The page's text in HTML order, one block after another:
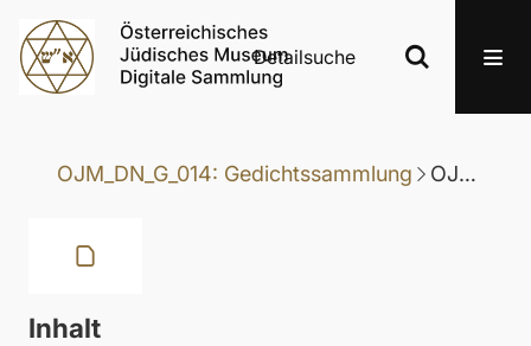
Detailsuche
OJM_DN_G_014: Gedichtssammlung OJM_DN_G_014-056: Gedicht
Inhalt